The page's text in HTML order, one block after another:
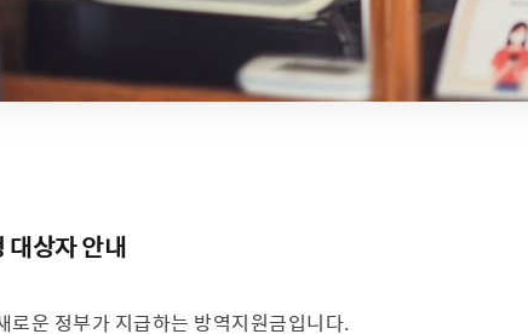
상자 안내
운 정부가 지급하는 방역지원금입니다.